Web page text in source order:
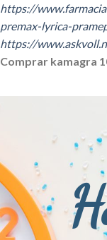
https://
premax-lyrica-
https://
Comprar kamagra